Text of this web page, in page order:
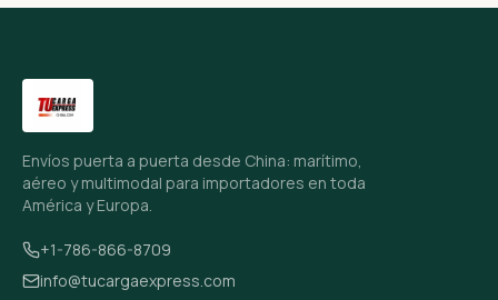
Envíos puerta a puerta desde China: marítimo,
aéreo y multimodal para importadores en toda
América y Europa.
+1-786-866-8709
info@tucargaexpress.com